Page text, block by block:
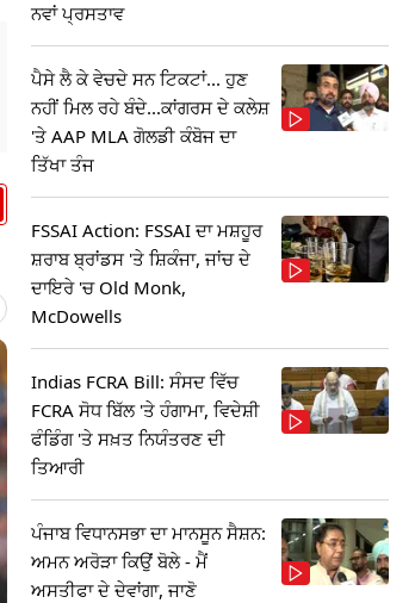
ਨਵਾਂ ਪ੍ਰਸਤਾਵ
ਪੈਸੇ ਲੈ ਕੇ ਵੇਚਦੇ ਸਨ ਟਿਕਟਾਂ... ਹੁਣ
ਨਹੀਂ ਮਿਲ ਰਹੇ ਬੰਦੇ...ਕਾਂਗਰਸ ਦੇ ਕਲੇਸ਼
'ਤੇ AAP MLA ਗੋਲਡੀ ਕੰਬੋਜ ਦਾ
ਤਿੱਖਾ ਤੰਜ
FSSAI Action: FSSAI ਦਾ ਮਸ਼ਹੂਰ
ਸ਼ਰਾਬ ਬ੍ਰਾਂਡਸ 'ਤੇ ਸ਼ਿਕੰਜਾ, ਜਾਂਚ ਦੇ
ਦਾਇਰੇ 'ਚ Old Monk,
McDowells
Indias FCRA Bill: ਸੰਸਦ ਵਿੱਚ
FCRA ਸੋਧ ਬਿੱਲ 'ਤੇ ਹੰਗਾਮਾ, ਵਿਦੇਸ਼ੀ
ਫੰਡਿੰਗ 'ਤੇ ਸਖ਼ਤ ਨਿਯੰਤਰਣ ਦੀ
ਤਿਆਰੀ
ਪੰਜਾਬ ਵਿਧਾਨਸਭਾ ਦਾ ਮਾਨਸੂਨ ਸੈਸ਼ਨ:
ਅਮਨ ਅਰੋੜਾ ਕਿਉਂ ਬੋਲੇ - ਮੈਂ
ਅਸਤੀਫਾ ਦੇ ਦੇਵਾਂਗਾ, ਜਾਣੋ